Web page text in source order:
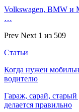
Volkswagen, BMW и
…
Prev Next 1 из 509
Статьи
Когда нужен
водителю
Гараж, сарай, старый
делается правильно